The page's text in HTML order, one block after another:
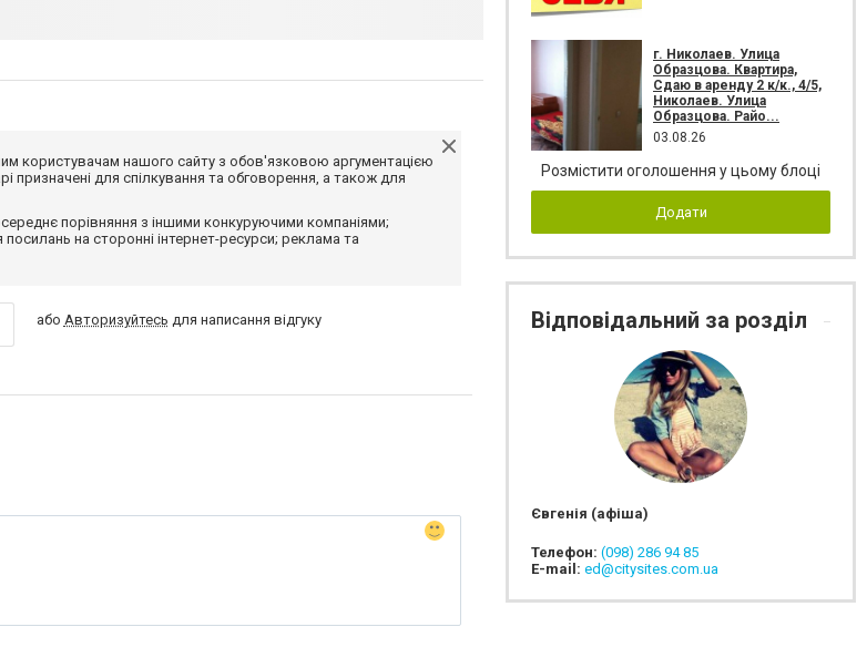
користувачам нашого сайту з обов'язковою аргументацією
для спілкування та обговорення, а також для
порівняння з іншими конкуруючими компаніями;
посилань на сторонні інтернет-ресурси; реклама та
або Авторизуйтесь для написання відгуку
г. Николаев. Улица
Образцова. Квартира,
Сдаю в аренду 2 к/к., 4/5,
Николаев. Улица
Образцова. Райо...
03.08.26
Розмістити оголошення у цьому блоці
Додати
Відповідальний за розділ
Євгенія (афіша)
Телефон: (098) 286 94 85
E-mail: ed@citysites.com.ua